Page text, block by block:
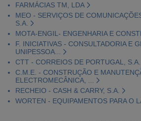
FARMÁCIAS TM, LDA
MEO - SERVIÇOS DE
S.A.
MOTA-ENGIL- ENGENHARIA E
F. INICIATIVAS - CONSULTADORIA E
UNIPESSOA...
CTT - CORREIOS DE PORTUGAL, S.A.
C.M.E. - CONSTRUÇÃO E
ELECTROMECÂNICA, ...
RECHEIO - CASH & CARRY, S.A.
WORTEN - EQUIPAMENTOS PARA O